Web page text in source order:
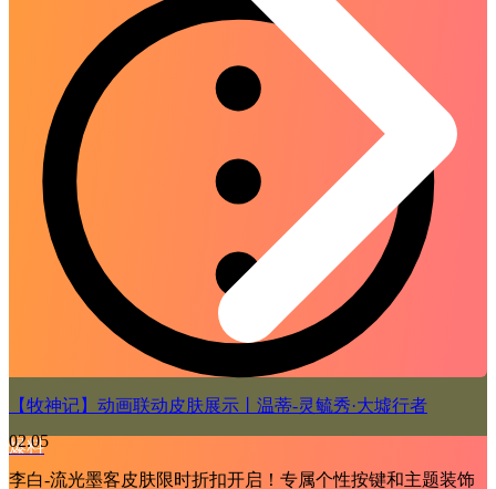
02.05
李白-流光墨客皮肤限时折扣开启！专属个性按键和主题装饰
【牧神记】动画联动皮肤展示丨温蒂-灵毓秀·大墟行者
爆料